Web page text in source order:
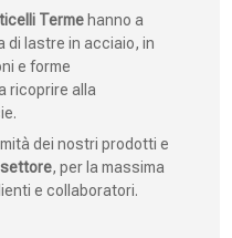
Terme hanno a
di lastre in acciaio, in
e forme
ricoprire alla
dei nostri prodotti e
, per la massima
e collaboratori.